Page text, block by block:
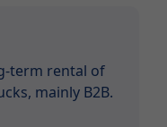
term rental of
mainly B2B.